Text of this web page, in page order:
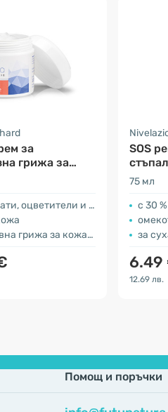
за
грижа за
и консерванти
грижа за кожата
SOS
75 мл
с 30
за
6.49
12.69 лв.
Помощ и поръчки